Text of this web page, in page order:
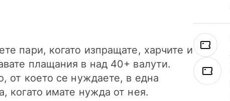
пари, когато изпращате, харчите и
плащания в над 40+ валути.
от което се нуждаете, в една
когато имате нужда от нея.